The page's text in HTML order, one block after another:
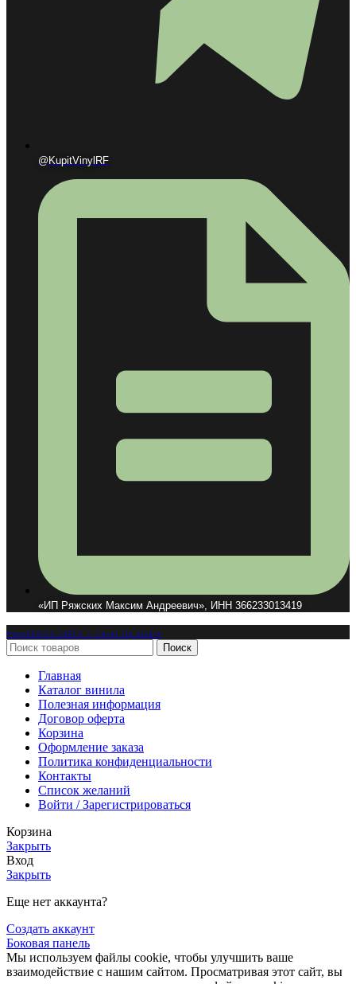
@KupitVinylRF
«ИП Ряжских Максим Андреевич», ИНН 366233013419
Разработка сайта — Level Up studio
Поиск
Главная
Каталог винила
Полезная информация
Договор оферта
Корзина
Оформление заказа
Политика конфиденциальности
Контакты
Список желаний
Войти / Зарегистрироваться
Корзина
Закрыть
Вход
Закрыть
Еще нет аккаунта?
Создать аккаунт
Боковая панель
Мы используем файлы cookie, чтобы улучшить ваше
взаимодействие с нашим сайтом. Просматривая этот сайт, вы